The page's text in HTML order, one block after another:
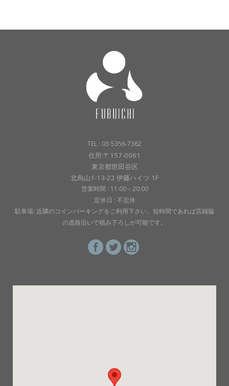
TEL : 03-5356-7362
住所:〒157-0061
東京都世田谷区
北烏山1-13-22 伊藤ハイツ 1F
営業時間 : 11:00～20:00
定休日 : 不定休
駐車場: 近隣のコインパーキングをご利用下さい。短時間であれば店鋪脇
の道路沿いで積み下ろしが可能です。